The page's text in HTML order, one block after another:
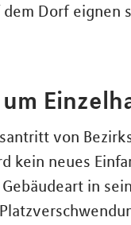
dem Dorf eignen
von
kein neues
in